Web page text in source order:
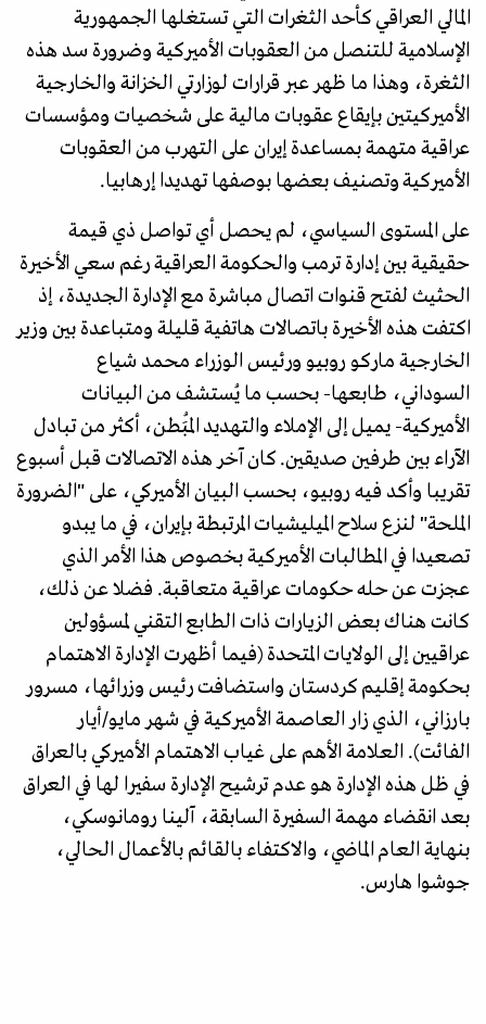
المالي العراقي كأحد الثغرات التي تستغلها الجمهورية
الإسلامية للتنصل من العقوبات الأميركية وضرورة سد هذه
الثغرة، وهذا ما ظهر عبر قرارات لوزارتي الخزانة والخارجية
الأميركيتين بإيقاع عقوبات مالية على شخصيات ومؤسسات
عراقية متهمة بمساعدة إيران على التهرب من العقوبات
الأميركية وتصنيف بعضها بوصفها تهديدا إرهابيا.
على المستوى السياسي، لم يحصل أي تواصل ذي قيمة
حقيقية بين إدارة ترمب والحكومة العراقية رغم سعي الأخيرة
الحثيث لفتح قنوات اتصال مباشرة مع الإدارة الجديدة، إذ
اكتفت هذه الأخيرة باتصالات هاتفية قليلة ومتباعدة بين وزير
الخارجية ماركو روبيو ورئيس الوزراء محمد شياع
السوداني، طابعها- بحسب ما يُستشف من البيانات
الأميركية- يميل إلى الإملاء والتهديد المُبَطن، أكثر من تبادل
الآراء بين طرفين صديقين. كان آخر هذه الاتصالات قبل أسبوع
تقريبا وأكد فيه روبيو، بحسب البيان الأميركي، على "الضرورة
الملحة" لنزع سلاح الميليشيات المرتبطة بإيران، في ما يبدو
تصعيدا في المطالبات الأميركية بخصوص هذا الأمر الذي
عجزت عن حله حكومات عراقية متعاقبة. فضلا عن ذلك،
كانت هناك بعض الزيارات ذات الطابع التقني لمسؤولين
عراقيين إلى الولايات المتحدة (فيما أظهرت الإدارة الاهتمام
بحكومة إقليم كردستان واستضافت رئيس وزرائها، مسرور
بارزاني، الذي زار العاصمة الأميركية في شهر مايو/أيار
الفائت). العلامة الأهم على غياب الاهتمام الأميركي بالعراق
في ظل هذه الإدارة هو عدم ترشيح الإدارة سفيرا لها في العراق
بعد انقضاء مهمة السفيرة السابقة، آلينا رومانوسكي،
بنهاية العام الماضي، والاكتفاء بالقائم بالأعمال الحالي،
جوشوا هارس.